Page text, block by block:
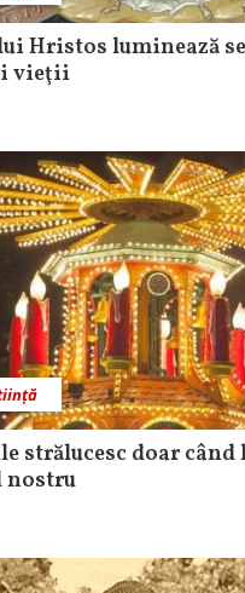
Hristos luminează
vieţii
strălucesc doar când
nostru